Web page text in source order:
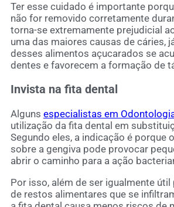
Ter esse cuidado é importante
não for removido corretamente
torna-se extremamente prejudicial
uma das maiores causas de cáries,
desses alimentos açucarados se
dentes e favorecem a formação de
Invista na fita dental
Alguns especialistas em
utilização da fita dental em
Segundo eles, a indicação é porque
sobre a gengiva pode provocar
abrir o caminho para a ação
Por isso, além de ser igualmente útil
de restos alimentares que se